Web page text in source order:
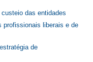
custeio das entidades
profissionais liberais e de
de